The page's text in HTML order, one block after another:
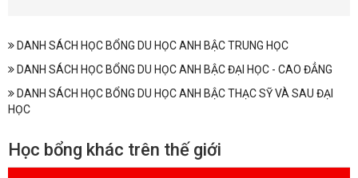
DANH SÁCH HỌC BỔNG DU HỌC ANH BẬC TRUNG HỌC
DANH SÁCH HỌC BỔNG DU HỌC ANH BẬC ĐẠI HỌC - CAO ĐẲNG
DANH SÁCH HỌC BỔNG DU HỌC ANH BẬC THẠC SỸ VÀ SAU ĐẠI
HỌC
Học bổng khác trên thế giới